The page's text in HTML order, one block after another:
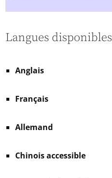
Langues disponibles
Anglais
Français
Allemand
Chinois accessible